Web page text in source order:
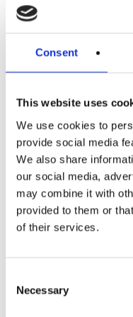
Consent
This website uses
We use cookies to
provide social media
We also share
our social media,
may combine it with
provided to them or
of their services.
Selection
Necessary
Visualiserer dine
Udarbejder en
og det at nå dine
hvordan andre
Øvelser i verbal,
der styrker dine
Får mulighed for
få feedback fra en
PROGRAM